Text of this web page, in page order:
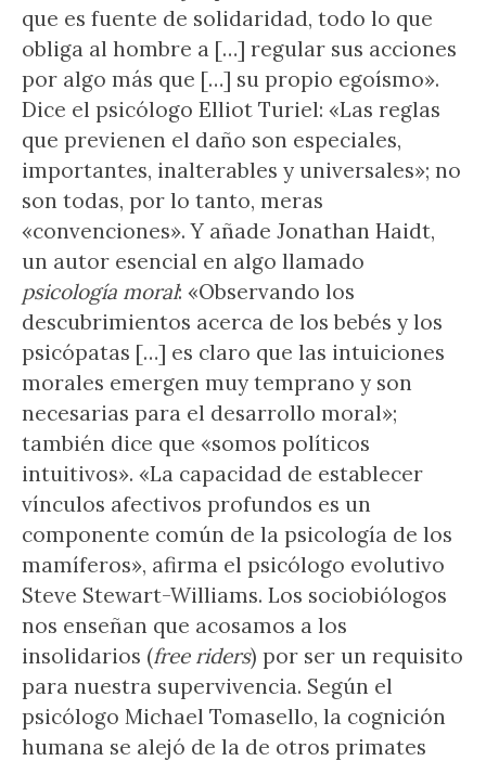
que es fuente de solidaridad, todo lo que
obliga al hombre a […] regular sus acciones
por algo más que […] su propio egoísmo».
Dice el psicólogo Elliot Turiel: «Las reglas
que previenen el daño son especiales,
importantes, inalterables y universales»; no
son todas, por lo tanto, meras
«convenciones». Y añade Jonathan Haidt,
un autor esencial en algo llamado
psicología moral: «Observando los
descubrimientos acerca de los bebés y los
psicópatas […] es claro que las intuiciones
morales emergen muy temprano y son
necesarias para el desarrollo moral»;
también dice que «somos políticos
intuitivos». «La capacidad de establecer
vínculos afectivos profundos es un
componente común de la psicología de los
mamíferos», afirma el psicólogo evolutivo
Steve Stewart-Williams. Los sociobiólogos
nos enseñan que acosamos a los
insolidarios (free riders) por ser un requisito
para nuestra supervivencia. Según el
psicólogo Michael Tomasello, la cognición
humana se alejó de la de otros primates